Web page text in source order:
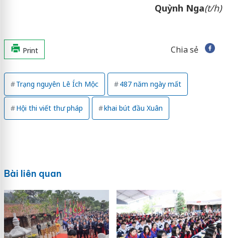
Quỳnh Nga(t/h)
Print Chia sẻ
Trạng nguyên Lê Ích Mộc 487 năm ngày mất
Hội thi viết thư pháp khai bút đầu Xuân
Bài liên quan